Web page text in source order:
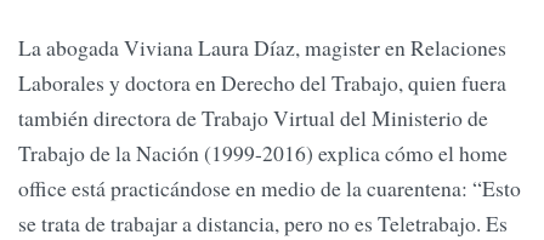
La abogada Viviana Laura Díaz, magister en Relaciones
Laborales y doctora en Derecho del Trabajo, quien fuera
también directora de Trabajo Virtual del Ministerio de
Trabajo de la Nación (1999-2016) explica cómo el home
office está practicándose en medio de la cuarentena: “Esto
se trata de trabajar a distancia, pero no es Teletrabajo. Es